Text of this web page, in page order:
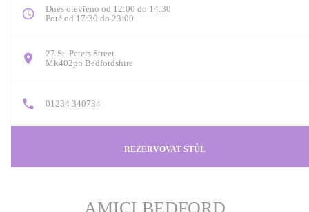
Dnes otevřeno od 12:00 do 14:30
Poté od 17:30 do 23:00
27 St. Peters Street
Mk402pn Bedfordshire
01234 340734
REZERVOVAT STŮL